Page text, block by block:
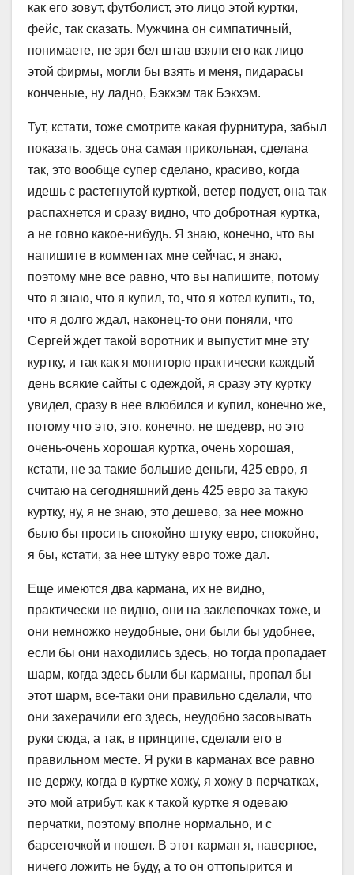
как его зовут, футболист, это лицо этой куртки,
фейс, так сказать. Мужчина он симпатичный,
понимаете, не зря бел штав взяли его как лицо
этой фирмы, могли бы взять и меня, пидарасы
конченые, ну ладно, Бэкхэм так Бэкхэм.
Тут, кстати, тоже смотрите какая фурнитура, забыл
показать, здесь она самая прикольная, сделана
так, это вообще супер сделано, красиво, когда
идешь с растегнутой курткой, ветер подует, она так
распахнется и сразу видно, что добротная куртка,
а не говно какое-нибудь. Я знаю, конечно, что вы
напишите в комментах мне сейчас, я знаю,
поэтому мне все равно, что вы напишите, потому
что я знаю, что я купил, то, что я хотел купить, то,
что я долго ждал, наконец-то они поняли, что
Сергей ждет такой воротник и выпустит мне эту
куртку, и так как я мониторю практически каждый
день всякие сайты с одеждой, я сразу эту куртку
увидел, сразу в нее влюбился и купил, конечно же,
потому что это, это, конечно, не шедевр, но это
очень-очень хорошая куртка, очень хорошая,
кстати, не за такие большие деньги, 425 евро, я
считаю на сегодняшний день 425 евро за такую
куртку, ну, я не знаю, это дешево, за нее можно
было бы просить спокойно штуку евро, спокойно,
я бы, кстати, за нее штуку евро тоже дал.
Еще имеются два кармана, их не видно,
практически не видно, они на заклепочках тоже, и
они немножко неудобные, они были бы удобнее,
если бы они находились здесь, но тогда пропадает
шарм, когда здесь были бы карманы, пропал бы
этот шарм, все-таки они правильно сделали, что
они захерачили его здесь, неудобно засовывать
руки сюда, а так, в принципе, сделали его в
правильном месте. Я руки в карманах все равно
не держу, когда в куртке хожу, я хожу в перчатках,
это мой атрибут, как к такой куртке я одеваю
перчатки, поэтому вполне нормально, и с
барсеточкой и пошел. В этот карман я, наверное,
ничего ложить не буду, а то он оттопырится и